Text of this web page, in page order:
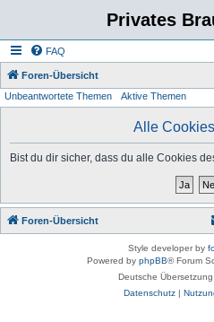
Privates
FAQ
Foren-Übersicht
Unbeantwortete Themen Aktive Themen
Alle
Bist du dir sicher, dass du alle Cookies
Foren-Übersicht
Style developer by
Powered by phpBB® Forum
Deutsche
Datenschutz|